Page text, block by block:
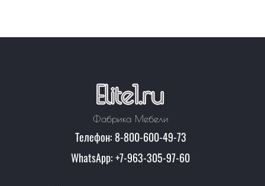
Фабрика Мебели
Телефон: 8-800-600-49-73
WhatsApp: +7-963-305-97-60